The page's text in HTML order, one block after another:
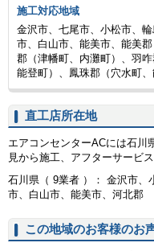
施工対応地域
金沢市、七尾市、小松市、
市、白山市、能美市、能美
郡（津幡町、内灘町）、羽
能登町）、鳳珠郡（穴水町、
直工店所在地
エアコンセンターACには石川
見から施工、アフターサービ
石川県（ 9業者 ）： 金沢市、
市、白山市、能美市、河北郡
この地域のお客様のお